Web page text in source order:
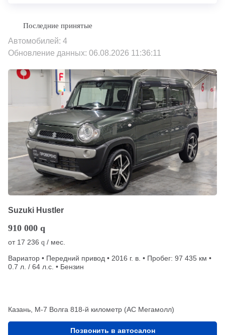
Автомобилей: 4
Обновление данных: 06.08.2026 11:36:11
Suzuki Hustler
910 000 q
от 17 236 q / мес.
Вариатор • Передний привод • 2016 г. в. • Пробег: 97 435 км •
0.7 л. / 64 л.с. • Бензин
Казань, М-7 Волга 818-й километр (АС Мегамолл)
Позвонить в автосалон